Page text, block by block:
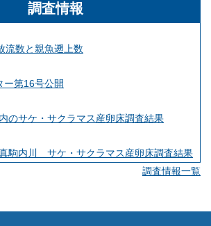
調査情報
流数と親魚遡上数
ー第16号公開
のサケ・サクラマス産卵床調査結果
駒内川 サケ・サクラマス産卵床調査結果
調査情報一覧